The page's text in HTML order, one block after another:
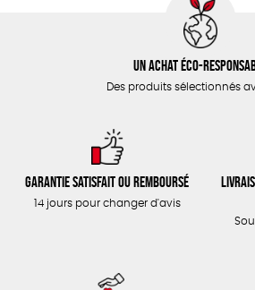
Un achat éco-
Des produits sélectionnés
Garantie satisfait ou remboursé
14 jours pour changer d'avis